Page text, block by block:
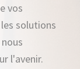
vos
solutions
l'avenir.